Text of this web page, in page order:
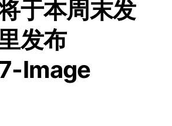
于本周末发
发布
Image